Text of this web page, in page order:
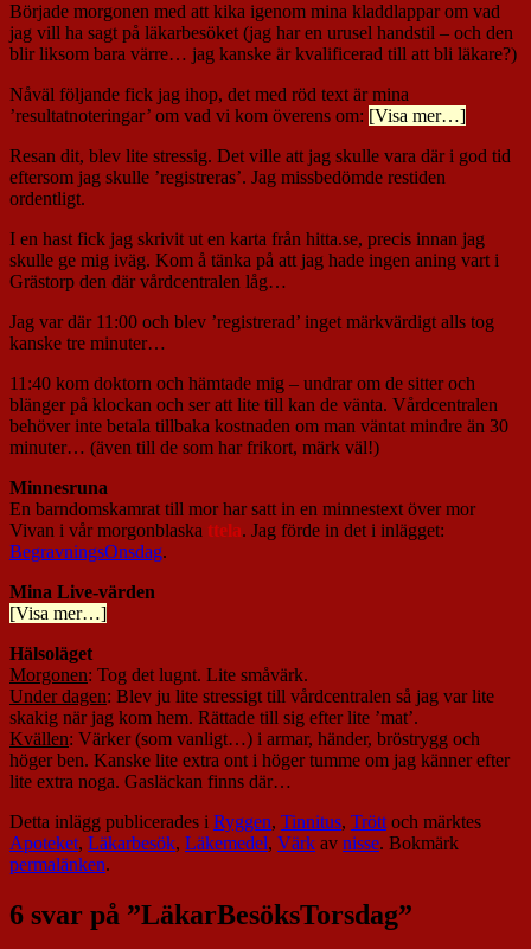
Började morgonen med att kika igenom mina kladdlappar om vad
jag vill ha sagt på läkarbesöket (jag har en urusel handstil – och den
blir liksom bara värre… jag kanske är kvalificerad till att bli läkare?)
Nåväl följande fick jag ihop, det med röd text är mina
’resultatnoteringar’ om vad vi kom överens om: [Visa mer…]
Resan dit, blev lite stressig. Det ville att jag skulle vara där i god tid
eftersom jag skulle ’registreras’. Jag missbedömde restiden
ordentligt.
I en hast fick jag skrivit ut en karta från hitta.se, precis innan jag
skulle ge mig iväg. Kom å tänka på att jag hade ingen aning vart i
Grästorp den där vårdcentralen låg…
Jag var där 11:00 och blev ’registrerad’ inget märkvärdigt alls tog
kanske tre minuter…
11:40 kom doktorn och hämtade mig – undrar om de sitter och
blänger på klockan och ser att lite till kan de vänta. Vårdcentralen
behöver inte betala tillbaka kostnaden om man väntat mindre än 30
minuter… (även till de som har frikort, märk väl!)
Minnesruna
En barndomskamrat till mor har satt in en minnestext över mor
Vivan i vår morgonblaska ttela. Jag förde in det i inlägget:
BegravningsOnsdag.
Mina Live-värden
[Visa mer…]
Hälsoläget
Morgonen: Tog det lugnt. Lite småvärk.
Under dagen: Blev ju lite stressigt till vårdcentralen så jag var lite
skakig när jag kom hem. Rättade till sig efter lite ’mat’.
Kvällen: Värker (som vanligt…) i armar, händer, bröstrygg och
höger ben. Kanske lite extra ont i höger tumme om jag känner efter
lite extra noga. Gasläckan finns där…
Detta inlägg publicerades i Ryggen, Tinnitus, Tröttoch märktes
Apoteket, Läkarbesök, Läkemedel, Värk av nisse. Bokmärk
permalänken.
6 svar på ”LäkarBesöksTorsdag”